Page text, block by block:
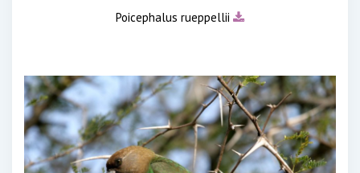
Poicephalus rueppellii